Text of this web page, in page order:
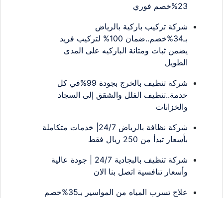
23%خصم فوري
شركة تركيب باركية بالرياض
بـ34%خصم..ضمان 100% لتركيب فريد
يضمن ثبات ومتانة الباركيه على المدى
الطويل
شركة تنظيف بالخرج بجودة 99%في كل
خدمة..تنظيف الفلل والشقق إلى السجاد
والخزانات
شركة نظافة بالرياض 24/7| خدمات متكاملة
بأسعار تبدأ من 250 ريال فقط
شركة تنظيف بالبجادية 24/7 | جودة عالية
وأسعار تنافسية اتصل بنا الان
علاج تسرب المياه من المواسير بـ35%خصم